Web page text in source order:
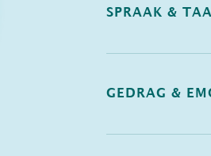
SPRAAK &
GEDRAG &